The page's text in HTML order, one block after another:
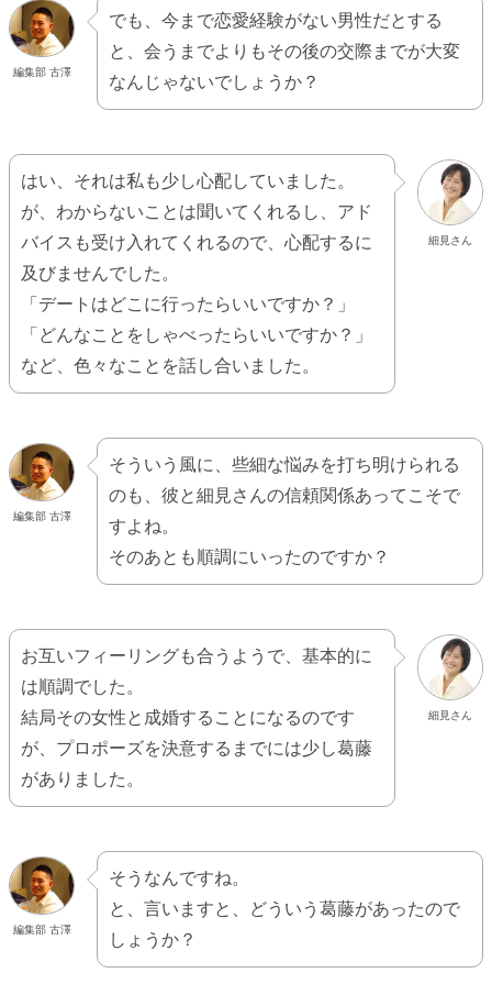
編集部 古澤
でも、今まで恋愛経験がない男性だとする
と、会うまでよりもその後の交際までが大変
なんじゃないでしょうか？
細見さん
はい、それは私も少し心配していました。
が、わからないことは聞いてくれるし、アド
バイスも受け入れてくれるので、心配するに
及びませんでした。
「デートはどこに行ったらいいですか？」
「どんなことをしゃべったらいいですか？」
など、色々なことを話し合いました。
編集部 古澤
そういう風に、些細な悩みを打ち明けられる
のも、彼と細見さんの信頼関係あってこそで
すよね。
そのあとも順調にいったのですか？
細見さん
お互いフィーリングも合うようで、基本的に
は順調でした。
結局その女性と成婚することになるのです
が、プロポーズを決意するまでには少し葛藤
がありました。
編集部 古澤
そうなんですね。
と、言いますと、どういう葛藤があったので
しょうか？